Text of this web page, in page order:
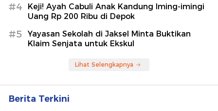
#4
Keji! Ayah Cabuli Anak Kandung Iming-imingi
Uang Rp 200 Ribu di Depok
#5
Yayasan Sekolah di Jaksel Minta Buktikan
Klaim Senjata untuk Ekskul
Lihat Selengkapnya
Berita Terkini